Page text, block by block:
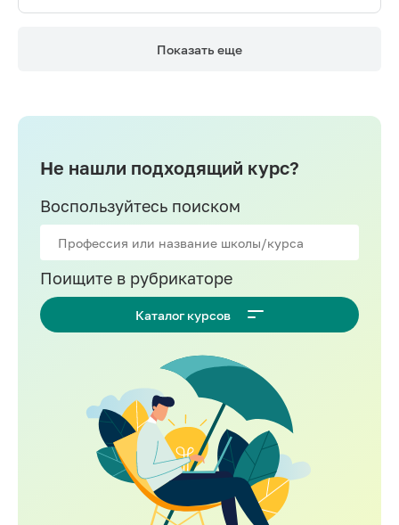
Показать еще
Не нашли подходящий курс?
Воспользуйтесь поиском
Поищите в рубрикаторе
Каталог курсов